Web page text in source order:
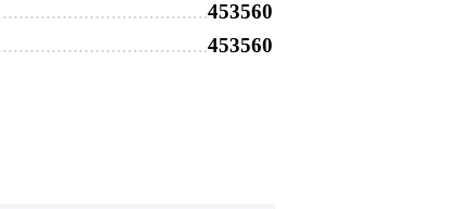
453560
453560